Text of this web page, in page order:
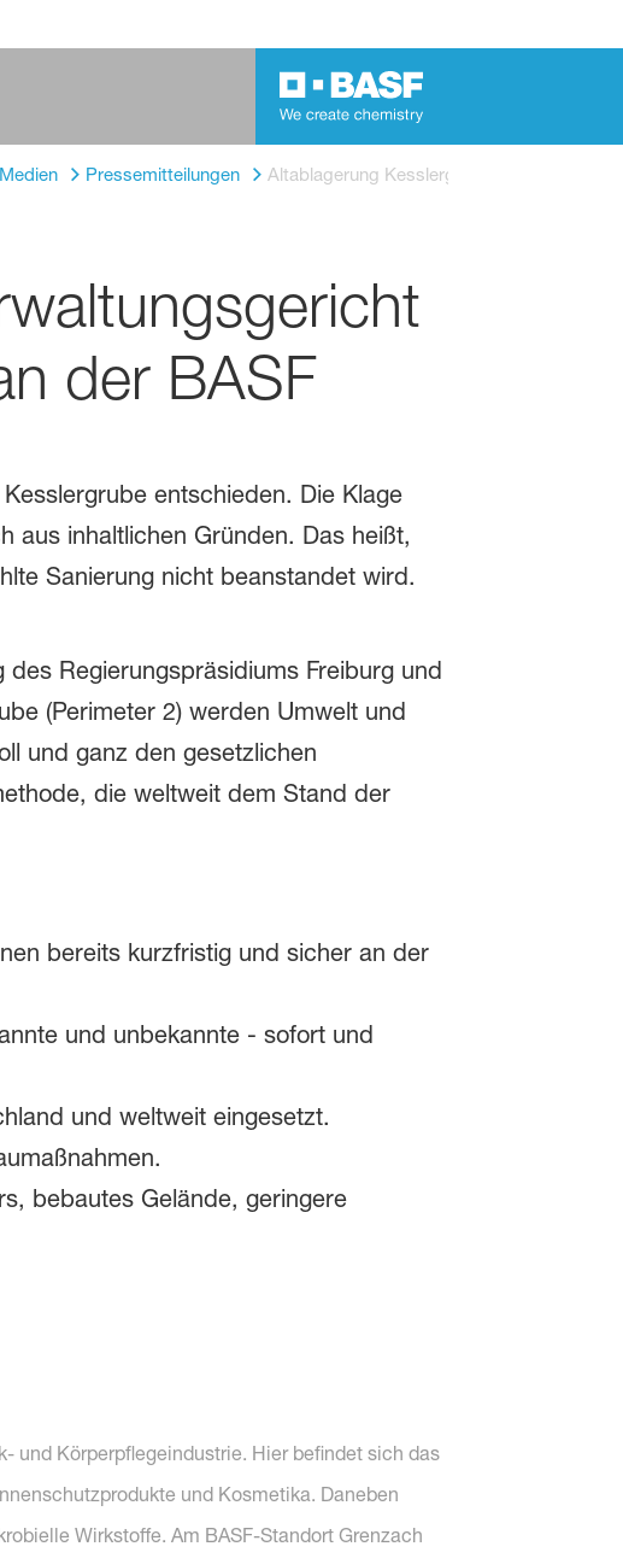
Medien Pressemitteilungen Altablagerung Kesslergrube:
der BASF
entschieden. Die Klage
aus inhaltlichen Gründen. Das heißt,
Sanierung nicht beanstandet wird.
Regierungspräsidiums Freiburg und
(Perimeter 2) werden Umwelt und
und ganz den gesetzlichen
die weltweit dem Stand der
bereits kurzfristig und sicher an der
und unbekannte - sofort und
und weltweit eingesetzt.
bebautes Gelände, geringere
und Körperpflegeindustrie. Hier befindet sich das
und Kosmetika. Daneben
Wirkstoffe. Am BASF-Standort Grenzach